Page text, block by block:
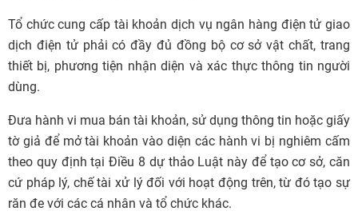
Tổ chức cung cấp tài khoản dịch vụ ngân hàng điện tử giao
dịch điện tử phải có đầy đủ đồng bộ cơ sở vật chất, trang
thiết bị, phương tiện nhận diện và xác thực thông tin người
dùng.
Đưa hành vi mua bán tài khoản, sử dụng thông tin hoặc giấy
tờ giả để mở tài khoản vào diện các hành vi bị nghiêm cấm
theo quy định tại Điều 8 dự thảo Luật này để tạo cơ sở, căn
cứ pháp lý, chế tài xử lý đối với hoạt động trên, từ đó tạo sự
răn đe với các cá nhân và tổ chức khác.